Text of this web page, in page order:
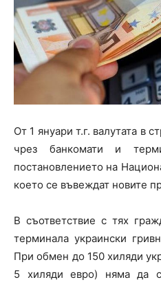
От 1 януари т.г. валутата в
чрез банкомати и
постановлението на
което се въвеждат новите
В съответствие с тях
терминала украински
При обмен до 150 хиляди
5 хиляди евро) няма да